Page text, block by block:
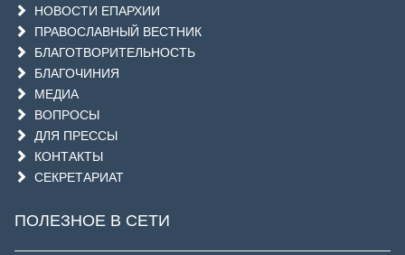
НОВОСТИ ЕПАРХИИ
ПРАВОСЛАВНЫЙ ВЕСТНИК
БЛАГОТВОРИТЕЛЬНОСТЬ
БЛАГОЧИНИЯ
МЕДИА
ВОПРОСЫ
ДЛЯ ПРЕССЫ
КОНТАКТЫ
СЕКРЕТАРИАТ
ПОЛЕЗНОЕ В СЕТИ